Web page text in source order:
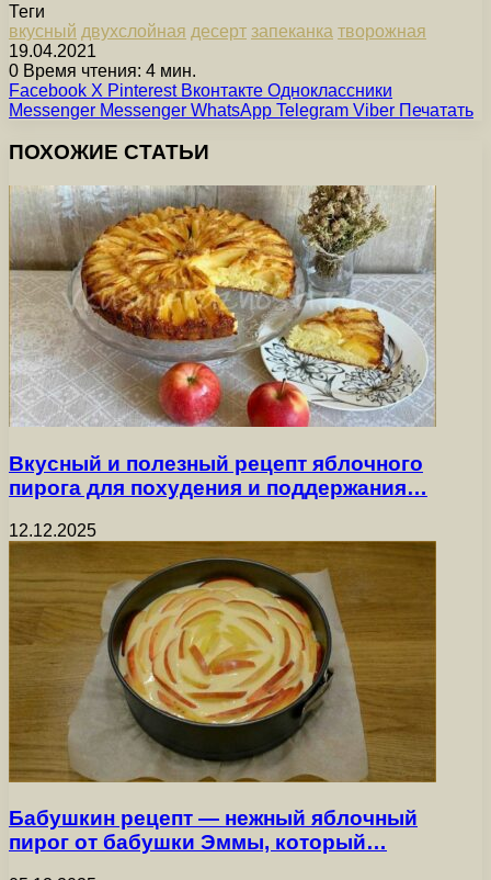
Теги
вкусный двухслойная десерт запеканка творожная
19.04.2021
0 Время чтения: 4 мин.
Facebook X Pinterest Вконтакте Одноклассники
Messenger Messenger WhatsApp Telegram Viber Печатать
ПОХОЖИЕ СТАТЬИ
Вкусный и полезный рецепт яблочного
пирога для похудения и поддержания…
12.12.2025
Бабушкин рецепт — нежный яблочный
пирог от бабушки Эммы, который…